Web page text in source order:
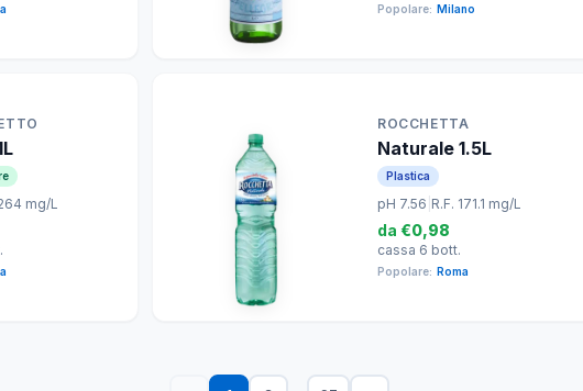
Popolare: Milano
mg/L
ROCCHETTA
Naturale 1.5L
Plastica
pH 7.56 R.F. 171.1 mg/L
da €0,98
cassa 6 bott.
Popolare: Roma